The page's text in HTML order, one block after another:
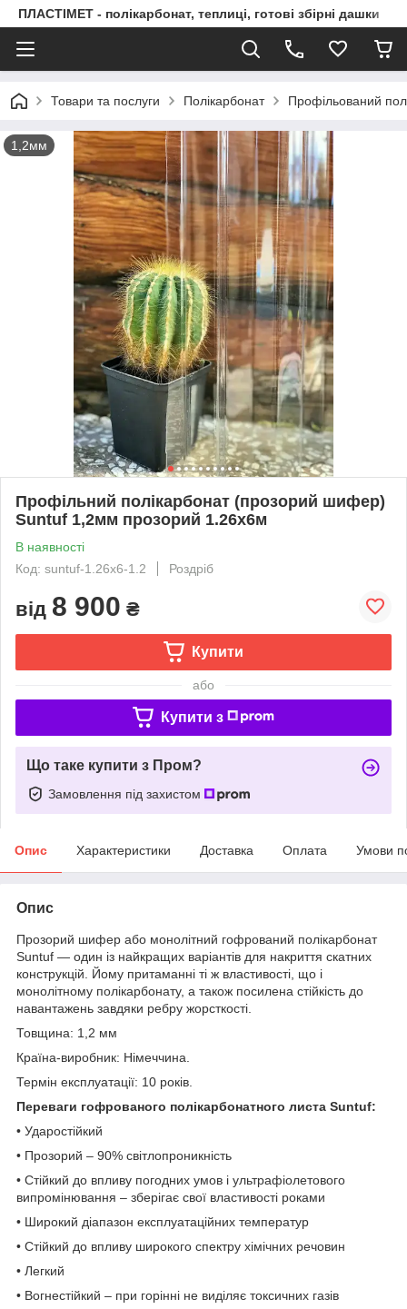
ПЛАСТІМЕТ - полікарбонат, теплиці, готові збірні дашки
Товари та послуги Полікарбонат Профільований
1,2мм
Профільний полікарбонат (прозорий шифер)
Suntuf 1,2мм прозорий 1.26x6м
В наявності
Код: suntuf-1.26x6-1.2
Роздріб
від 8 900 ₴
Купити
або
Купити з
Що таке купити з Пром?
Замовлення під захистом
Опис Характеристики Доставка Оплата Умови
Опис
Прозорий шифер або монолітний гофрований полікарбонат
Suntuf ― один із найкращих варіантів для накриття скатних
конструкцій. Йому притаманні ті ж властивості, що і
монолітному полікарбонату, а також посилена стійкість до
навантажень завдяки ребру жорсткості.
Товщина: 1,2 мм
Країна-виробник: Німеччина.
Термін експлуатації: 10 років.
Переваги гофрованого полікарбонатного листа Suntuf:
• Ударостійкий
• Прозорий – 90% світлопроникність
• Стійкий до впливу погодних умов і ультрафіолетового
випромінювання – зберігає свої властивості роками
• Широкий діапазон експлуатаційних температур
• Стійкий до впливу широкого спектру хімічних речовин
• Легкий
• Вогнестійкий – при горінні не виділяє токсичних газів